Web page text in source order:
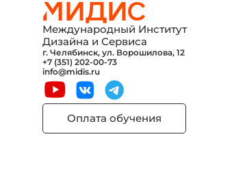
Международный Институт
Дизайна и Сервиса
г. Челябинск, ул. Ворошилова, 12
+7 (351) 202-00-73
info@midis.ru
Оплата обучения